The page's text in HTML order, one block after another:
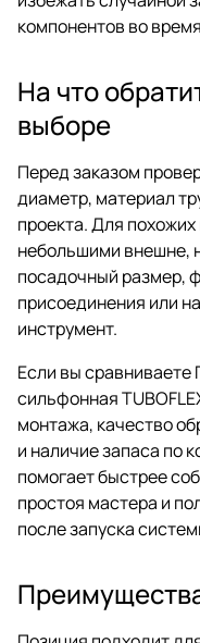
компонентов во
На что
выборе
Перед заказом
диаметр, материал
проекта. Для
небольшими внешне,
посадочный размер,
присоединения или
инструмент.
Если вы сравниваете
сильфонная
монтажа, качество
и наличие запаса по
помогает быстрее
простоя мастера и
после запуска